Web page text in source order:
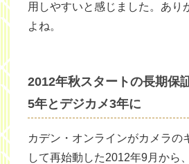
用しやすいと感じました。あり
よね。
2012年秋スタートの長期保
5年とデジカメ3年に
カデン・オンラインがカメラの
して再始動した2012年9月から